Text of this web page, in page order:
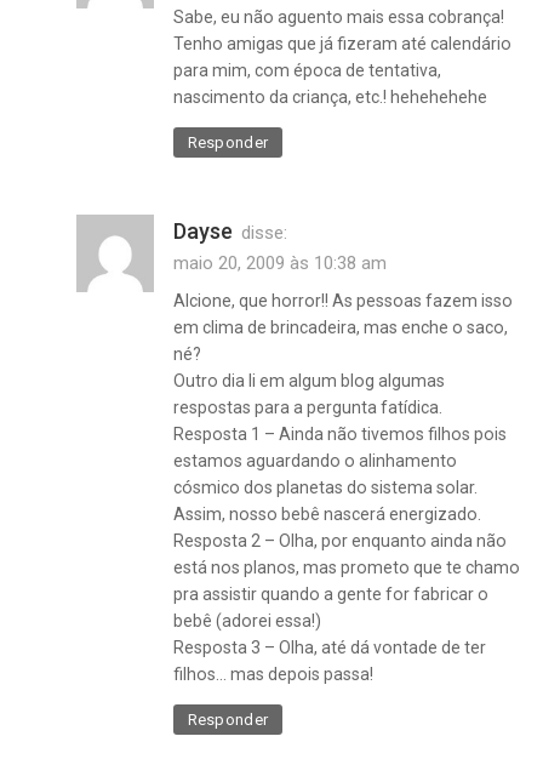
Sabe, eu não aguento mais essa cobrança!
Tenho amigas que já fizeram até calendário
para mim, com época de tentativa,
nascimento da criança, etc.! hehehehehe
Responder
Dayse disse:
maio 20, 2009 às 10:38 am
Alcione, que horror!! As pessoas fazem isso
em clima de brincadeira, mas enche o saco,
né?
Outro dia li em algum blog algumas
respostas para a pergunta fatídica.
Resposta 1 – Ainda não tivemos filhos pois
estamos aguardando o alinhamento
cósmico dos planetas do sistema solar.
Assim, nosso bebê nascerá energizado.
Resposta 2 – Olha, por enquanto ainda não
está nos planos, mas prometo que te chamo
pra assistir quando a gente for fabricar o
bebê (adorei essa!)
Resposta 3 – Olha, até dá vontade de ter
filhos… mas depois passa!
Responder